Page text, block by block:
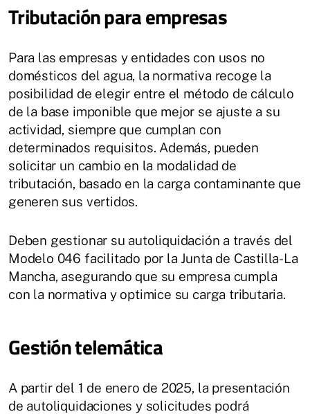
Tributación para empresas
Para las empresas y entidades con usos no
domésticos del agua, la normativa recoge la
posibilidad de elegir entre el método de cálculo
de la base imponible que mejor se ajuste a su
actividad, siempre que cumplan con
determinados requisitos. Además, pueden
solicitar un cambio en la modalidad de
tributación, basado en la carga contaminante que
generen sus vertidos.
Deben gestionar su autoliquidación a través del
Modelo 046 facilitado por la Junta de Castilla-La
Mancha, asegurando que su empresa cumpla
con la normativa y optimice su carga tributaria.
Gestión telemática
A partir del 1 de enero de 2025, la presentación
de autoliquidaciones y solicitudes podrá